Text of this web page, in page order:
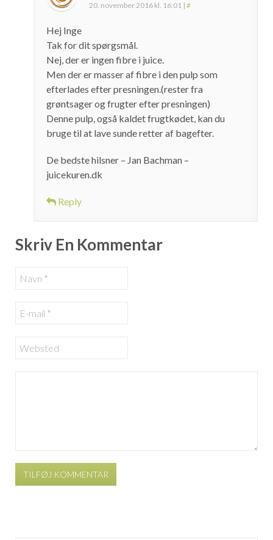
20. november 2016 kl. 16:01 | #
Hej Inge
Tak for dit spørgsmål.
Nej, der er ingen fibre i juice.
Men der er masser af fibre i den pulp som
efterlades efter presningen.(rester fra
grøntsager og frugter efter presningen)
Denne pulp, også kaldet frugtkødet, kan du
bruge til at lave sunde retter af bagefter.
De bedste hilsner – Jan Bachman –
juicekuren.dk
Reply
Skriv En Kommentar
TILFØJ KOMMENTAR